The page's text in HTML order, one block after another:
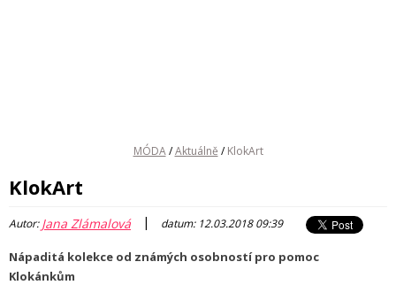
MÓDA / Aktuálně / KlokArt
KlokArt
Autor:Jana Zlámalová | datum: 12.03.2018 09:39
Nápaditá kolekce od známých osobností pro pomoc
Klokánkům